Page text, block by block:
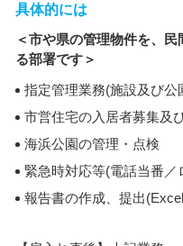
具体的には
＜市や県の管理物件を、
る部署です＞
指定管理業務(施設及び公
市営住宅の入居者募集及
海浜公園の管理・点検
緊急時対応等(電話当番
報告書の作成、提出